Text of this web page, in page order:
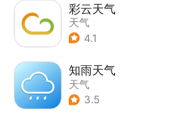
彩云天气
天气
4.1
知雨天气
天气
3.5